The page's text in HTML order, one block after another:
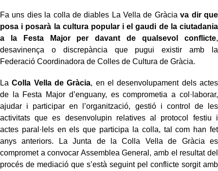
Fa uns dies la colla de diables La Vella de Gràciava dir que
posa i posarà la cultura popular i el gaudi de la ciutadania
a la Festa Major per davant de qualsevol conflicte,
desavinença o discrepància que pugui existir amb la
Federació Coordinadora de Colles de Cultura de Gràcia.
LaColla Vella de Gràcia, en el desenvolupament dels actes
de la Festa Major d’enguany, es comprometia a col·laborar,
ajudar i participar en l’organització, gestió i control de les
activitats que es desenvolupin relatives al protocol festiu i
actes paral·lels en els que participa la colla, tal com han fet
anys anteriors. La Junta de la Colla Vella de Gràcia es
compromet a convocar Assemblea General, amb el resultat del
procés de mediació que s’està seguint pel conflicte sorgit amb